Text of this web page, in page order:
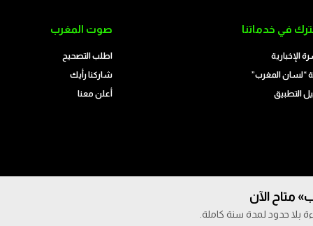
متاح الآن
بلا حدود لمدة سنة كاملة.
في خدماتنا
الإخبارية
“لسان المغرب”
التطبيق
صوت المغرب
اطلب التصحيح
شاركنا رأيك
أعلن معنا